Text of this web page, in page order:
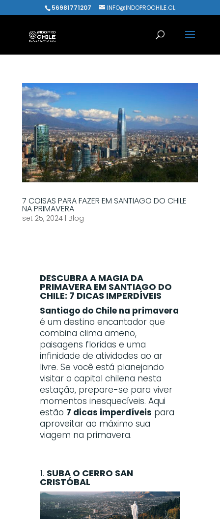
56981771207 INFO@INDOPROCHILE.CL
7 COISAS PARA FAZER EM SANTIAGO DO CHILE
NA PRIMAVERA
set 25, 2024| Blog
DESCUBRA A MAGIA DA
PRIMAVERA EM SANTIAGO DO
CHILE: 7 DICAS IMPERDÍVEIS
Santiago do Chile na primavera
é um destino encantador que
combina clima ameno,
paisagens floridas e uma
infinidade de atividades ao ar
livre. Se você está planejando
visitar a capital chilena nesta
estação, prepare-se para viver
momentos inesquecíveis. Aqui
estão 7 dicas imperdíveis para
aproveitar ao máximo sua
viagem na primavera.
1. SUBA O CERRO SAN
CRISTÓBAL